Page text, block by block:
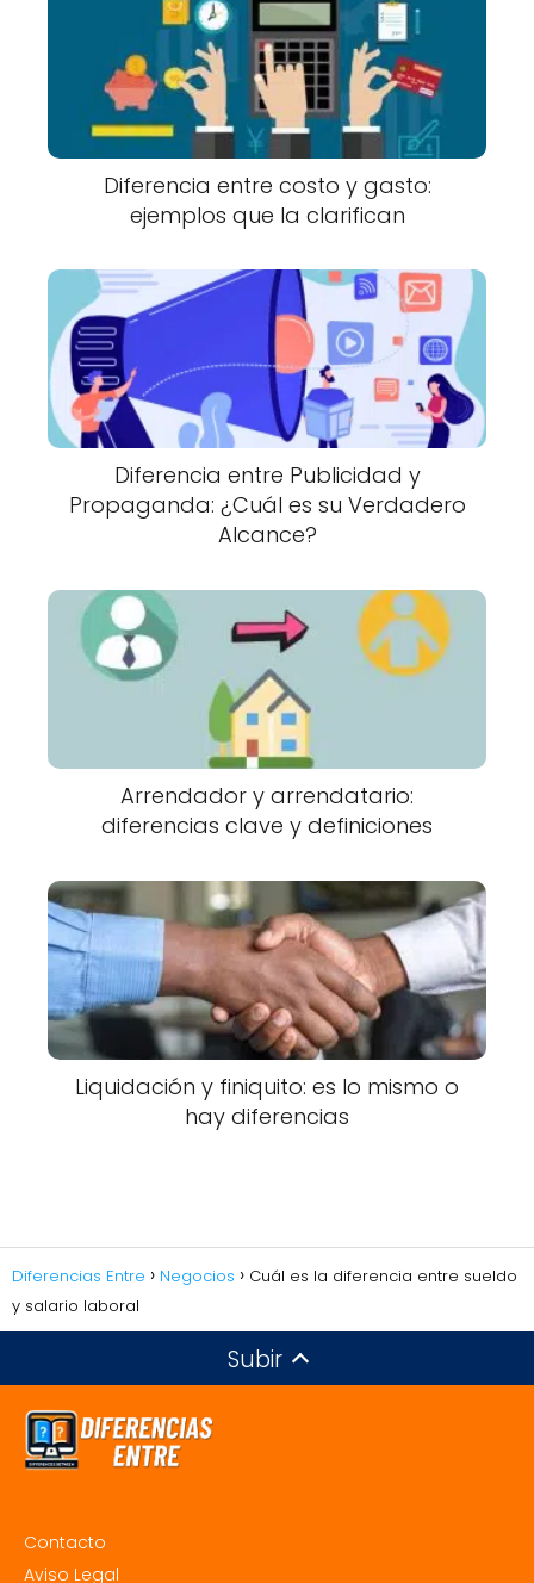
Diferencia entre costo y gasto:
ejemplos que la clarifican
Diferencia entre Publicidad y
Propaganda: ¿Cuál es su Verdadero
Alcance?
Arrendador y arrendatario:
diferencias clave y definiciones
Liquidación y finiquito: es lo mismo o
hay diferencias
Diferencias Entre Negocios
Cuál es la diferencia entre sueldo
y salario laboral
Subir
Contacto
Aviso Legal